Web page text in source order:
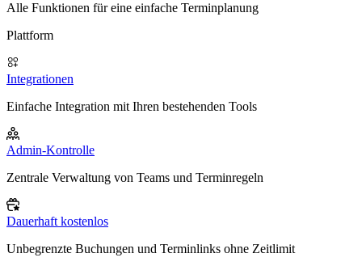
Alle Funktionen für eine einfache Terminplanung
Plattform
Integrationen
Einfache Integration mit Ihren bestehenden Tools
Admin-Kontrolle
Zentrale Verwaltung von Teams und Terminregeln
Dauerhaft kostenlos
Unbegrenzte Buchungen und Terminlinks ohne Zeitlimit